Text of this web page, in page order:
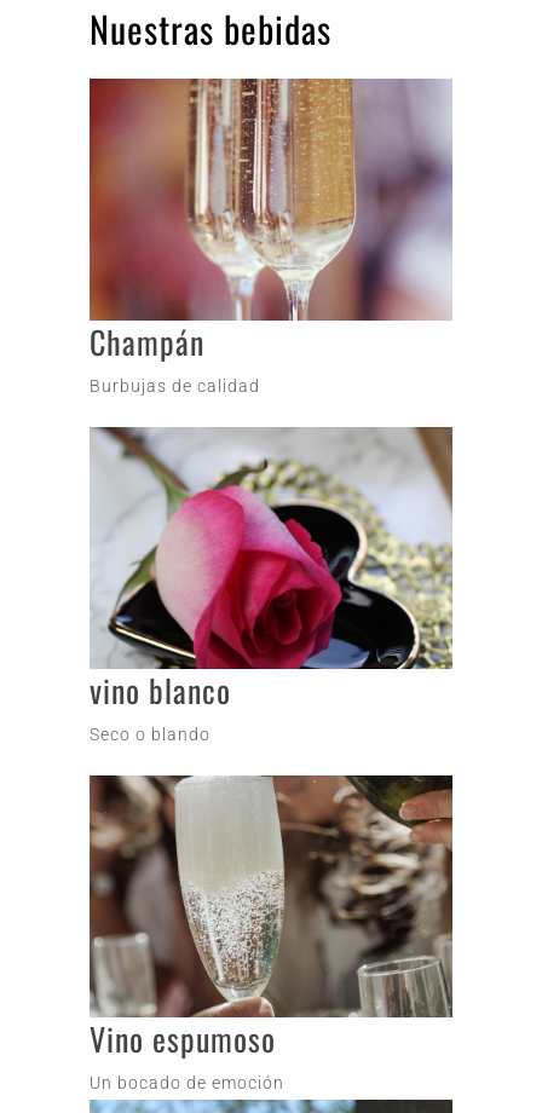
Nuestras bebidas
Champán
Burbujas de calidad
vino blanco
Seco o blando
Vino espumoso
Un bocado de emoción